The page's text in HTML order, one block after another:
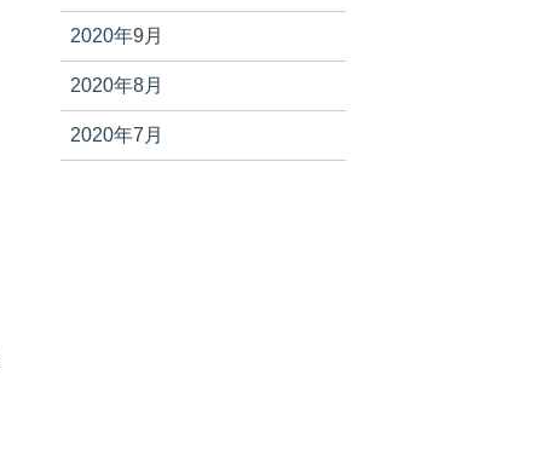
2020年9月
2020年8月
2020年7月